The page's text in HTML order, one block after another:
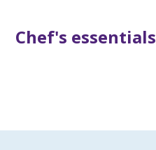
Chef's essentials